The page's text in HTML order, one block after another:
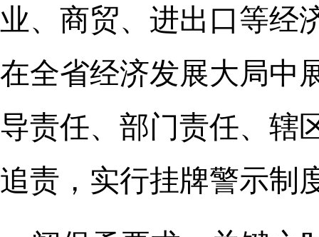
业、商贸、进出口等经
在全省经济发展大局中
导责任、部门责任、辖
追责，实行挂牌警示制